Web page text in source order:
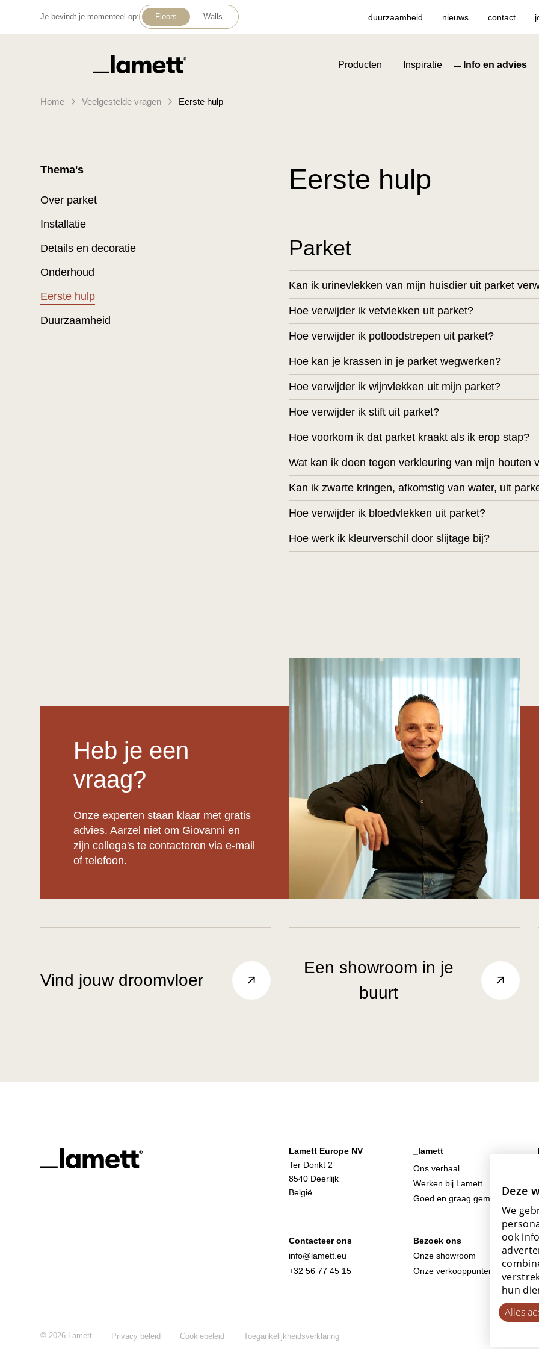
Je bevindt je momenteel op: Floors Walls duurzaamheid nieuws contact
Terug naar home Producten Inspiratie Info en advies
Home Veelgestelde vragen Eerste hulp
Thema's
Over parket
Installatie
Details en decoratie
Onderhoud
Eerste hulp
Duurzaamheid
Eerste hulp
Parket
Kan ik urinevlekken van mijn huisdier uit parket
Hoe verwijder ik vetvlekken uit parket?
Hoe verwijder ik potloodstrepen uit parket?
Hoe kan je krassen in je parket wegwerken?
Hoe verwijder ik wijnvlekken uit mijn parket?
Hoe verwijder ik stift uit parket?
Hoe voorkom ik dat parket kraakt als ik erop stap?
Wat kan ik doen tegen verkleuring van mijn houten
Kan ik zwarte kringen, afkomstig van water, uit
Hoe verwijder ik bloedvlekken uit parket?
Hoe werk ik kleurverschil door slijtage bij?
Heb je een
vraag?
Onze experten staan klaar met gratis
advies. Aarzel niet om Giovanni en
zijn collega's te contacteren via e-mail
of telefoon.
Vind jouw droomvloer
Een showroom in je
buurt
Lamett Europe NV
Ter Donkt 2
8540 Deerlijk
België
_lamett
Ons verhaal
Werken bij Lamett
Goed en graag gemaakt
Contacteer ons
info@lamett.eu
+32 56 77 45 15
Bezoek ons
Onze showroom
Onze verkooppunten
© 2026 Lamett Privacy beleid Cookiebeleid Toegankelijkheidsverklaring
Deze
We
ook
hun
Alles